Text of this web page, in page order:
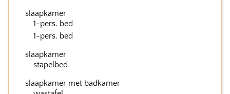
slaapkamer
1-pers. bed
1-pers. bed
slaapkamer
stapelbed
slaapkamer met badkamer